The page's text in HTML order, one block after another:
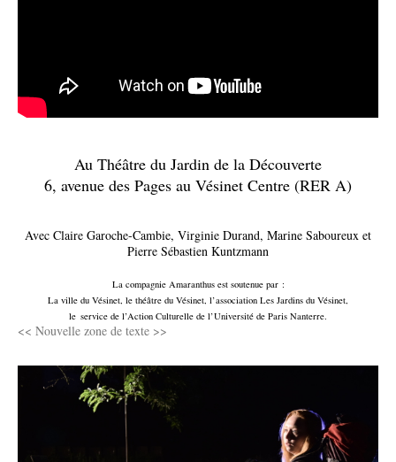
Au Théâtre du Jardin de la Découverte
6, avenue des Pages au Vésinet Centre (RER A)
Avec Claire Garoche-Cambie, Virginie Durand, Marine Saboureux et
Pierre Sébastien Kuntzmann
La compagnie Amaranthus est soutenue par :
La ville du Vésinet, le théâtre du Vésinet, l’association Les Jardins du Vésinet,
le service de l’Action Culturelle de l’Université de Paris Nanterre.
<< Nouvelle zone de texte >>